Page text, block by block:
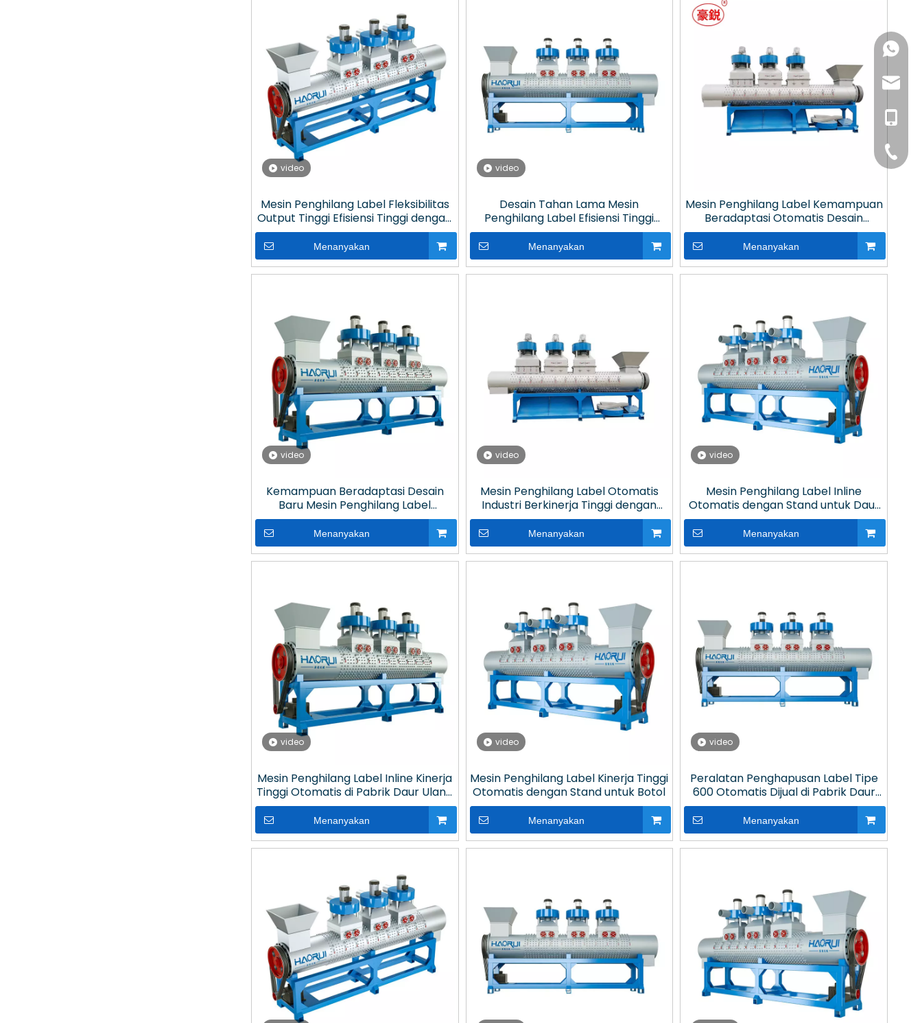
video
Mesin Penghilang Label Fleksibilitas
Output Tinggi Efisiensi Tinggi dengan
Pisau yang Dapat Diganti untuk Daur
Ulang Plastik
Menanyakan
video
Desain Tahan Lama Mesin
Penghilang Label Efisiensi Tinggi
dengan Pisau Unik untuk Daur Ulang
Plastik
Menanyakan
Mesin Penghilang Label Kemampuan
Beradaptasi Otomatis Desain
Ringkas dengan Pisau Ganda untuk
Daur Ulang Plastik
Menanyakan
video
Kemampuan Beradaptasi Desain
Baru Mesin Penghilang Label
Kapasitas Tinggi Efisiensi Tinggi untuk
Daur Ulang Plastik
Menanyakan
video
Mesin Penghilang Label Otomatis
Industri Berkinerja Tinggi dengan
Stand untuk Daur Ulang Plastik Botol
PET
Menanyakan
video
Mesin Penghilang Label Inline
Otomatis dengan Stand untuk Daur
Ulang Plastik Botol Air
Menanyakan
video
Mesin Penghilang Label Inline Kinerja
Tinggi Otomatis di Pabrik Daur Ulang
Plastik
Menanyakan
video
Mesin Penghilang Label Kinerja Tinggi
Otomatis dengan Stand untuk Botol
Menanyakan
video
Peralatan Penghapusan Label Tipe
600 Otomatis Dijual di Pabrik Daur
Ulang Plastik
Menanyakan
+86-
+86-
haorui-
+86-